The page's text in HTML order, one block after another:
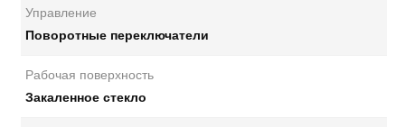
Управление
Поворотные переключатели
Рабочая поверхность
Закаленное стекло